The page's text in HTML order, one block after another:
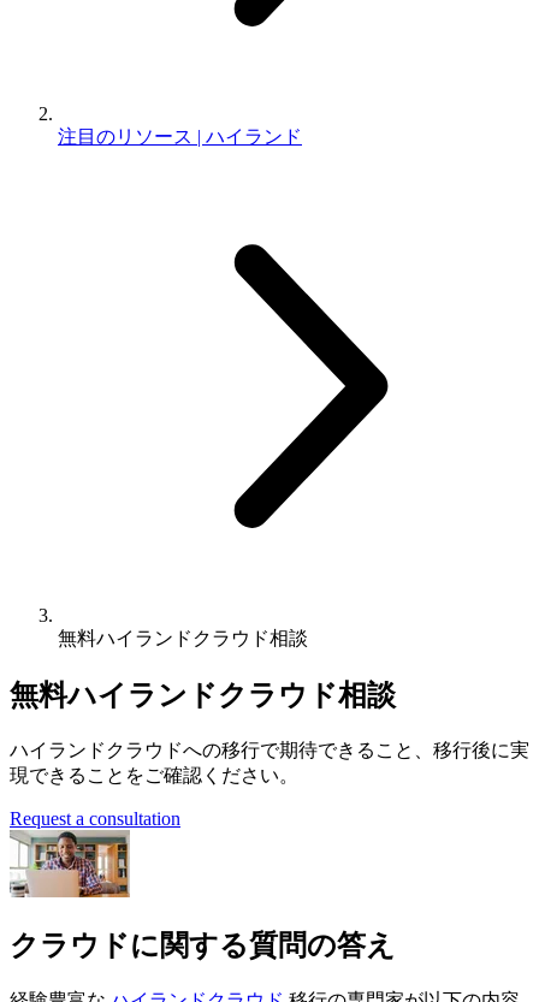
注目のリソース | ハイランド
無料ハイランドクラウド相談
無料ハイランドクラウド相談
ハイランドクラウドへの移行で期待できること、移行後に実
現できることをご確認ください。
Request a consultation
クラウドに関する質問の答え